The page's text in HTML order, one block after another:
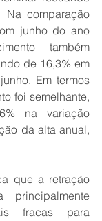
Na comparação
junho do ano
também
de 16,3% em
Em termos
foi semelhante,
na variação
da alta anual,
que a retração
principalmente
fracas para